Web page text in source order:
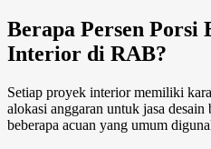
Berapa Persen Porsi
Interior di RAB?
Setiap proyek interior memiliki
alokasi anggaran untuk jasa
beberapa acuan yang umum